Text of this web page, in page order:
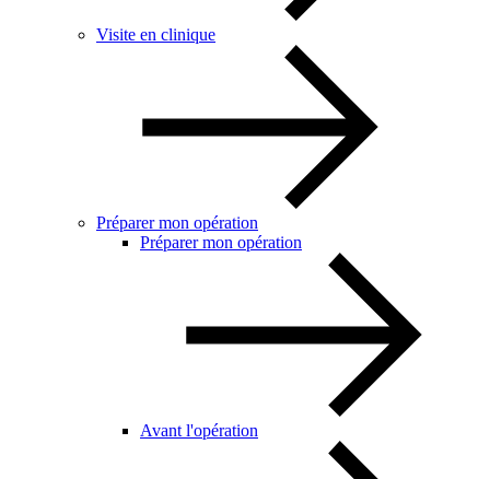
Visite en clinique
Préparer mon opération
Préparer mon opération
Avant l'opération